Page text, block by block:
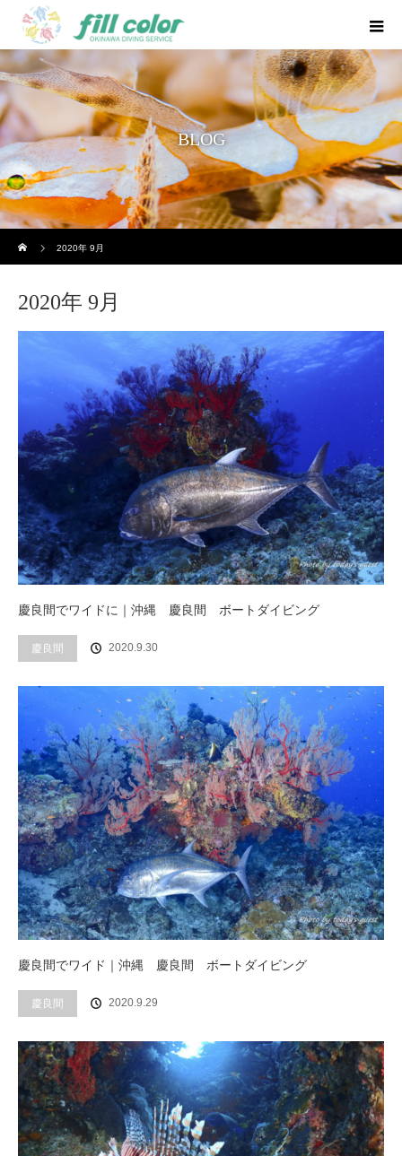
BLOG
2020年 9月
2020年 9月
慶良間でワイドに｜沖縄 慶良間 ボートダイビング
慶良間 2020.9.30
慶良間でワイド｜沖縄 慶良間 ボートダイビング
慶良間 2020.9.29